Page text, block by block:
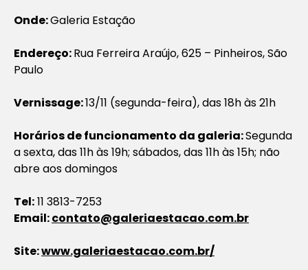
Onde:Galeria Estação
Endereço:Rua Ferreira Araújo, 625 – Pinheiros, São
Paulo
Vernissage:13/11 (segunda-feira), das 18h às 21h
Horários de funcionamento da galeria:Segunda
a sexta, das 11h às 19h; sábados, das 11h às 15h; não
abre aos domingos
Tel:11 3813-7253
Email:contato@galeriaestacao.com.br
Site:www.galeriaestacao.com.br/